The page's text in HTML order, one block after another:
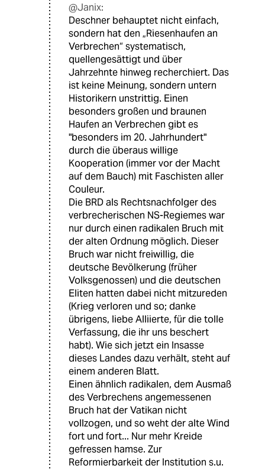
@Janix:
Deschner behauptet nicht einfach,
sondern hat den „Riesenhaufen an
Verbrechen“ systematisch,
quellengesättigt und über
Jahrzehnte hinweg recherchiert. Das
ist keine Meinung, sondern untern
Historikern unstrittig. Einen
besonders großen und braunen
Haufen an Verbrechen gibt es
"besonders im 20. Jahrhundert"
durch die überaus willige
Kooperation (immer vor der Macht
auf dem Bauch) mit Faschisten aller
Couleur.
Die BRD als Rechtsnachfolger des
verbrecherischen NS-Regiemes war
nur durch einen radikalen Bruch mit
der alten Ordnung möglich. Dieser
Bruch war nicht freiwillig, die
deutsche Bevölkerung (früher
Volksgenossen) und die deutschen
Eliten hatten dabei nicht mitzureden
(Krieg verloren und so; danke
übrigens, liebe Alliierte, für die tolle
Verfassung, die ihr uns beschert
habt). Wie sich jetzt ein Insasse
dieses Landes dazu verhält, steht auf
einem anderen Blatt.
Einen ähnlich radikalen, dem Ausmaß
des Verbrechens angemessenen
Bruch hat der Vatikan nicht
vollzogen, und so weht der alte Wind
fort und fort... Nur mehr Kreide
gefressen hamse. Zur
Reformierbarkeit der Institution s.u.